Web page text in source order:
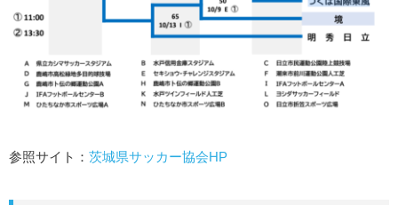
参照サイト： 茨城県サッカー協会HP